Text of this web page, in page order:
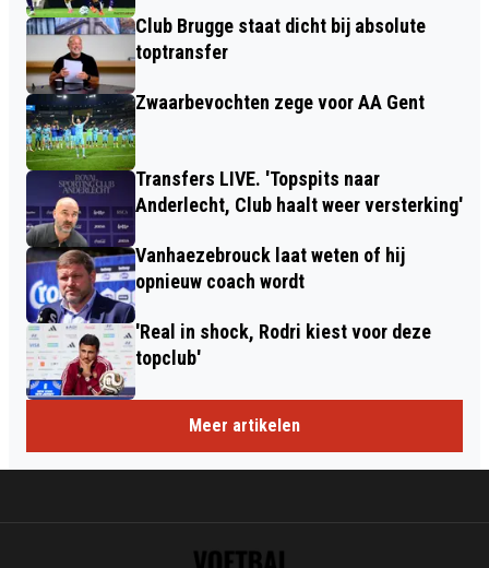
Club Brugge staat dicht bij absolute
toptransfer
Zwaarbevochten zege voor AA Gent
Transfers LIVE. 'Topspits naar
Anderlecht, Club haalt weer versterking'
Vanhaezebrouck laat weten of hij
opnieuw coach wordt
'Real in shock, Rodri kiest voor deze
topclub'
Meer artikelen